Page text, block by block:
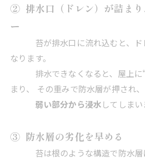
② 排水口（ドレン）が詰まり
ー
苔が排水口に流れ込むと、ド
なります。
排水できなくなると、屋上に“
まり、 その重みで防水層が押され、
弱い部分から浸水 してしまい
③ 防水層の劣化を早める
苔は根のような構造で防水層